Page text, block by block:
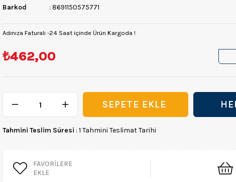
Barkod
: 8691150575771
Adınıza Faturalı -24 Saat içinde Ürün Kargoda !
₺462,00
Tahmini Teslim Süresi : 1 Tahmini Teslimat Tarihi
FAVORILERE
EKLE